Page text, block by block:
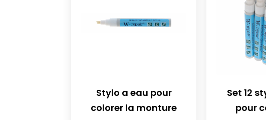
Stylo a eau pour
colorer la monture
Set 12
pour